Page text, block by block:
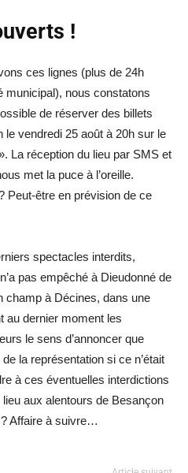
!
ces lignes (plus de 24h
municipal), nous constatons
de réserver des billets
vendredi 25 août à 20h sur le
La réception du lieu par SMS et
met la puce à l’oreille.
Peut-être en prévision de ce
spectacles interdits,
pas empêché à Dieudonné de
champ à Décines, dans une
au dernier moment les
le sens d’annoncer que
la représentation si ce n’était
à ces éventuelles interdictions
aux alentours de Besançon
Affaire à suivre…